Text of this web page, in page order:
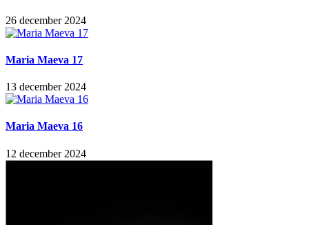
26 december 2024
Maria Maeva 17
13 december 2024
Maria Maeva 16
12 december 2024